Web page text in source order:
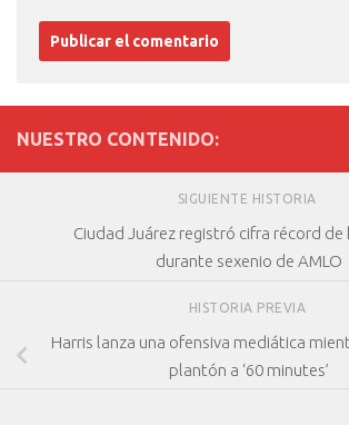
NUESTRO CONTENIDO:
SIGUIENTE HISTORIA
Ciudad Juárez registró cifra récord de
durante sexenio de AMLO
HISTORIA PREVIA
Harris lanza una ofensiva mediática
plantón a ‘60 minutes’